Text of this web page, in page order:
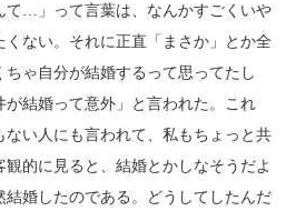
て…」って言葉は、なんかすごくいや
くない。それに正直「まさか」とか全
ゃ自分が結婚するって思ってたし
が結婚って意外」と言われた。これ
ない人にも言われて、私もちょっと共
的に見ると、結婚とかしなそうだよ
結婚したのである。どうしてしたんだ